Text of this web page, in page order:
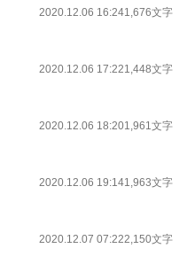
2020.12.06 16:241,676文字
2020.12.06 17:221,448文字
2020.12.06 18:201,961文字
2020.12.06 19:141,963文字
2020.12.07 07:222,150文字